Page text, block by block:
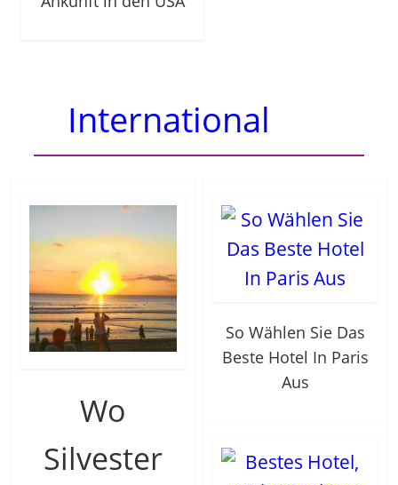
International
Wo
Silvester
So Wählen Sie Das
Beste Hotel In Paris
Aus